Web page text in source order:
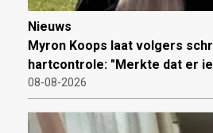
Nieuws
Myron Koops laat volgers
hartcontrole: "Merkte dat er
08-08-2026